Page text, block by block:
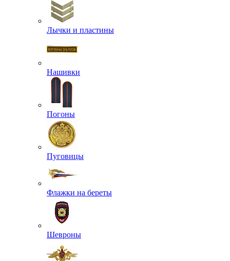
Лычки и пластины
Нашивки
Погоны
Пуговицы
Флажки на береты
Шевроны